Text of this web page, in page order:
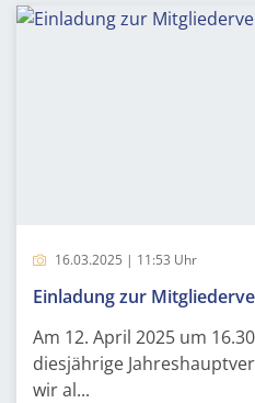
16.03.2025 | 11:53 Uhr
Einladung zur
Am 12. April 2025 um
diesjährige
wir al...